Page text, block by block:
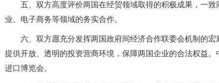
五、双方高度评价两国在经贸领域取得的积极成果，一
业、电子商务等领域的务实合作。
六、双方愿充分发挥两国政府间经济合作联委会机制的
提供开放、透明的投资营商环境，保障两国企业的合法权益
进口博览会。